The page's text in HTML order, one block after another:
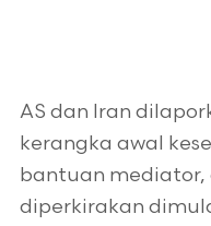
AS dan Iran
kerangka awal
bantuan
diperkirakan